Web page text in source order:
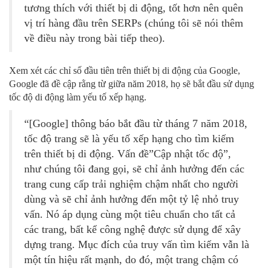
tương thích với thiết bị di động, tốt hơn nên quên
vị trí hàng đầu trên SERPs (chúng tôi sẽ nói thêm
về điều này trong bài tiếp theo).
Xem xét các chỉ số đầu tiên trên thiết bị di động của Google,
Google đã đề cập rằng từ giữa năm 2018, họ sẽ bắt đầu sử dụng
tốc độ di động làm yếu tố xếp hạng.
“[Google] thông báo bắt đầu từ tháng 7 năm 2018,
tốc độ trang sẽ là yếu tố xếp hạng cho tìm kiếm
trên thiết bị di động. Vấn đề”Cập nhật tốc độ”,
như chúng tôi đang gọi, sẽ chỉ ảnh hưởng đến các
trang cung cấp trải nghiệm chậm nhất cho người
dùng và sẽ chỉ ảnh hưởng đến một tỷ lệ nhỏ truy
vấn. Nó áp dụng cùng một tiêu chuẩn cho tất cả
các trang, bất kể công nghệ được sử dụng để xây
dựng trang. Mục đích của truy vấn tìm kiếm vẫn là
một tín hiệu rất mạnh, do đó, một trang chậm có